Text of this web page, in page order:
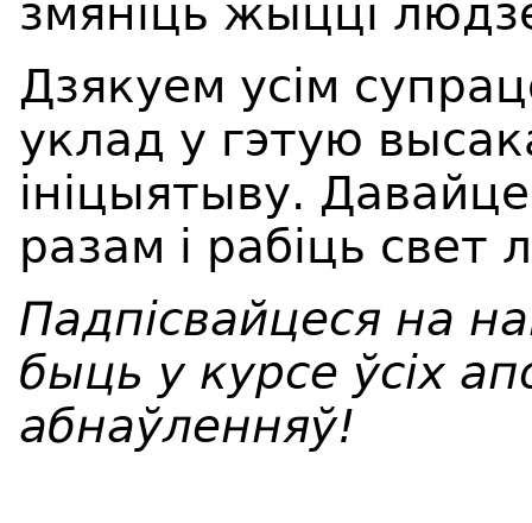
змяніць жыцці
Дзякуем усім
уклад у гэтую
ініцыятыву.
разам і рабіць
Падпісвайцеся на
быць у курсе ўсіх
абнаўленняў!